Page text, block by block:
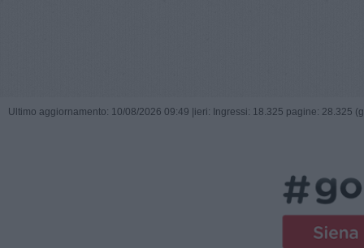
Ultimo aggiornamento: 10/08/2026 09:49 | ieri: Ingressi: 18.325 pagine: 28.325